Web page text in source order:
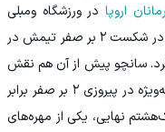
اروپادر ورزشگاه ومبلی
لندن رسید و مقابل رئال مادرید قرار گرفت. او در شکست ۲ بر صفر تیمش در
و ۸۷ دقیقه بازی کرد. سانچو پیش از آن هم نقش
مهمی در صعود دورتموند به فینال داشت و به‌ویژه در پیروزی ۲ بر صفر برابر
نهایی، یکی از مهره‌های